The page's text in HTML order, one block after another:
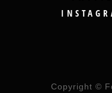
Copyright ©